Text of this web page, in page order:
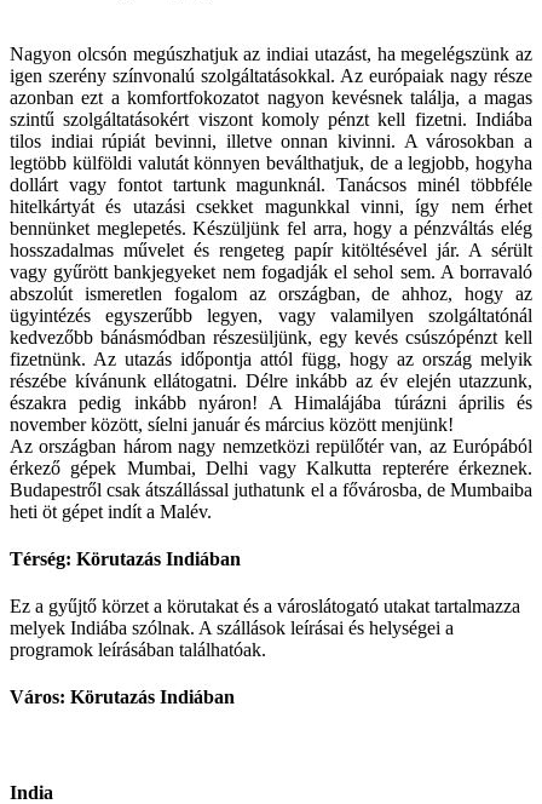
Nagyon olcsón megúszhatjuk az indiai utazást, ha megelégszünk az
igen szerény színvonalú szolgáltatásokkal. Az európaiak nagy része
azonban ezt a komfortfokozatot nagyon kevésnek találja, a magas
szintű szolgáltatásokért viszont komoly pénzt kell fizetni. Indiába
tilos indiai rúpiát bevinni, illetve onnan kivinni. A városokban a
legtöbb külföldi valutát könnyen beválthatjuk, de a legjobb, hogyha
dollárt vagy fontot tartunk magunknál. Tanácsos minél többféle
hitelkártyát és utazási csekket magunkkal vinni, így nem érhet
bennünket meglepetés. Készüljünk fel arra, hogy a pénzváltás elég
hosszadalmas művelet és rengeteg papír kitöltésével jár. A sérült
vagy gyűrött bankjegyeket nem fogadják el sehol sem. A borravaló
abszolút ismeretlen fogalom az országban, de ahhoz, hogy az
ügyintézés egyszerűbb legyen, vagy valamilyen szolgáltatónál
kedvezőbb bánásmódban részesüljünk, egy kevés csúszópénzt kell
fizetnünk. Az utazás időpontja attól függ, hogy az ország melyik
részébe kívánunk ellátogatni. Délre inkább az év elején utazzunk,
északra pedig inkább nyáron! A Himalájába túrázni április és
november között, síelni január és március között menjünk!
Az országban három nagy nemzetközi repülőtér van, az Európából
érkező gépek Mumbai, Delhi vagy Kalkutta repterére érkeznek.
Budapestről csak átszállással juthatunk el a fővárosba, de Mumbaiba
heti öt gépet indít a Malév.
Térség: Körutazás Indiában
Ez a gyűjtő körzet a körutakat és a városlátogató utakat tartalmazza
melyek Indiába szólnak. A szállások leírásai és helységei a
programok leírásában találhatóak.
Város: Körutazás Indiában
India